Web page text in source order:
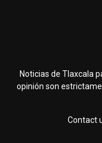
Noticias de Tlaxcala
opinión son
Contact